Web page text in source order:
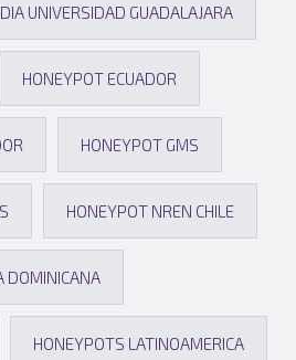
UNIVERSIDAD GUADALAJARA
HONEYPOT ECUADOR
HONEYPOT GMS
HONEYPOT NREN CHILE
DOMINICANA
HONEYPOTS LATINOAMERICA